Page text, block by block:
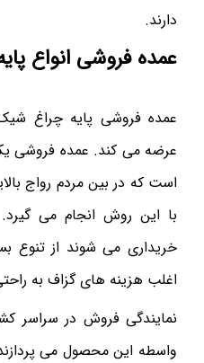
دارند.
عمده فروشی انواع
عمده فروشی پایه چراغ شیک
عرضه می کند.‌ عمده فروشی
است که در بین مردم رواج
با این روش انجام می
خریداری می شوند از تنوع
اغلب هزینه های گزاف به
نمایندگی فروش در سراسر
واسطه این محصول می